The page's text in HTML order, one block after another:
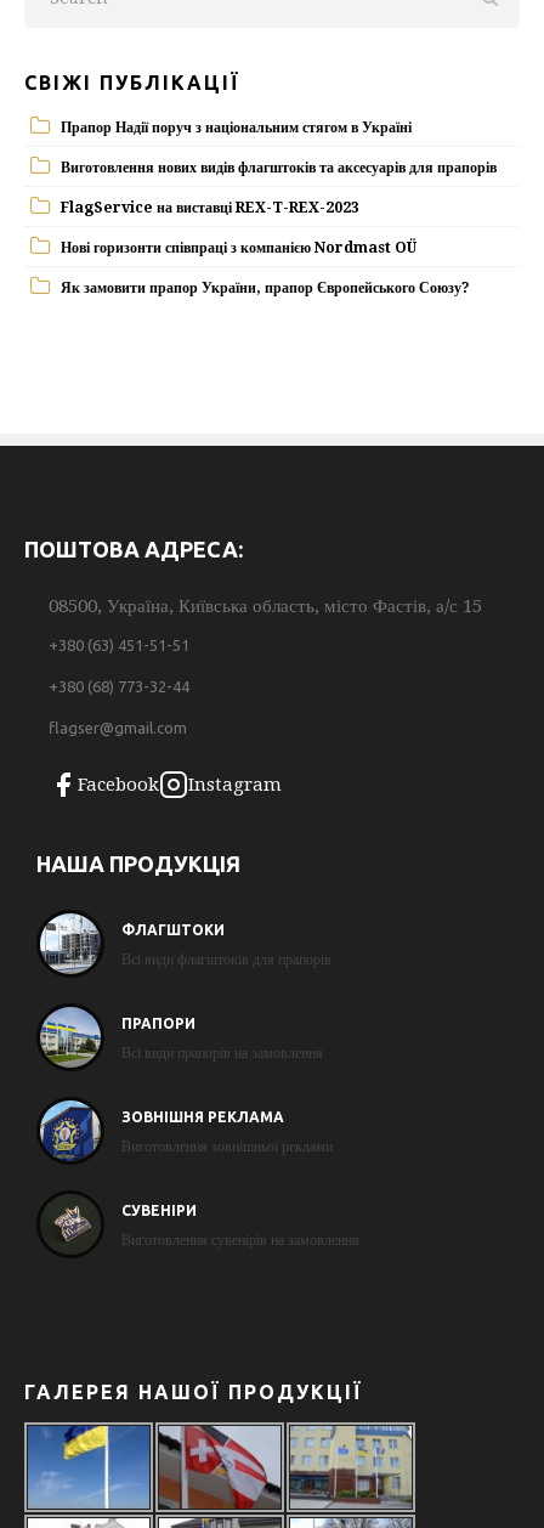
СВІЖІ ПУБЛІКАЦІЇ
Прапор Надії поруч з національним стягом в Україні
Виготовлення нових видів флагштоків та аксесуарів для прапорів
FlagService на виставці REX-T-REX-2023
Нові горизонти співпраці з компанією Nordmast OÜ
Як замовити прапор України, прапор Європейського Союзу?
ПОШТОВА АДРЕСА:
08500, Україна, Київська область, місто Фастів, а/с 15
+380 (63) 451-51-51
+380 (68) 773-32-44
flagser@gmail.com
Facebook Instagram
НАША ПРОДУКЦІЯ
ФЛАГШТОКИ
Всі види флагштоків для прапорів
ПРАПОРИ
Всі види прапорів на замовлення
ЗОВНІШНЯ РЕКЛАМА
Виготовлення зовнішньої реклами
СУВЕНІРИ
Виготовлення сувенірів на замовлення
ГАЛЕРЕЯ НАШОЇ ПРОДУКЦІЇ